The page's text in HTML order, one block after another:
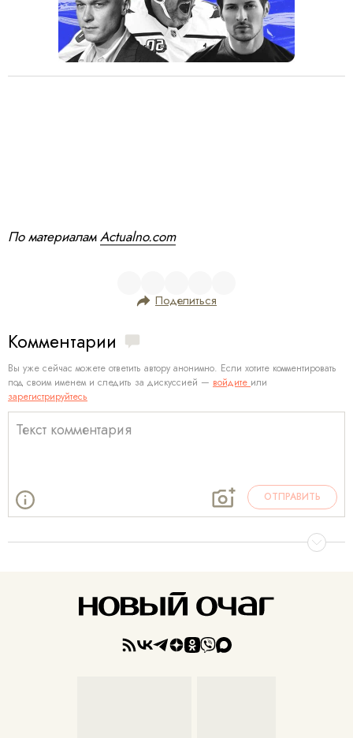
По материаламActualno.com
Поделиться
Комментарии
Вы уже сейчас можете ответить автору анонимно. Если хотите комментировать
под своим именем и следить за дискуссией — войдите или
зарегистрируйтесь
ОТПРАВИТЬ